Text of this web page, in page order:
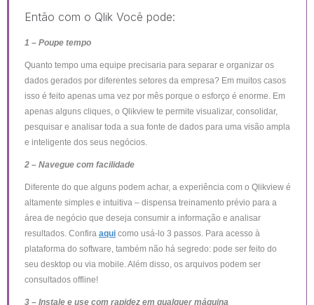
Então com o Qlik Você pode:
1 – Poupe tempo
Quanto tempo uma equipe precisaria para separar e organizar os
dados gerados por diferentes setores da empresa? Em muitos casos
isso é feito apenas uma vez por mês porque o esforço é enorme. Em
apenas alguns cliques, o Qlikview te permite visualizar, consolidar,
pesquisar e analisar toda a sua fonte de dados para uma visão ampla
e inteligente dos seus negócios.
2 – Navegue com facilidade
Diferente do que alguns podem achar, a experiência com o Qlikview é
altamente simples e intuitiva – dispensa treinamento prévio para a
área de negócio que deseja consumir a informação e analisar
resultados. Confira aqui como usá-lo 3 passos. Para acesso à
plataforma do software, também não há segredo: pode ser feito do
seu desktop ou via mobile. Além disso, os arquivos podem ser
consultados offline!
3 – Instale e use com rapidez em qualquer máquina